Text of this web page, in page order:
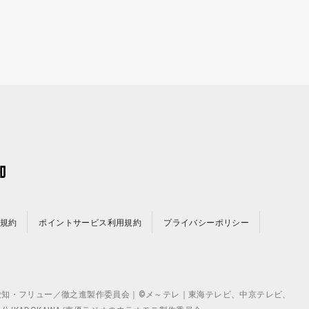
約 ポイントサービス利用規約 プライバシーポリシー
フリュー／徹之進製作委員会｜©メ～テレ｜東海テレビ、中京テレビ、